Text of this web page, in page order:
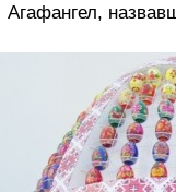
Агафангел,